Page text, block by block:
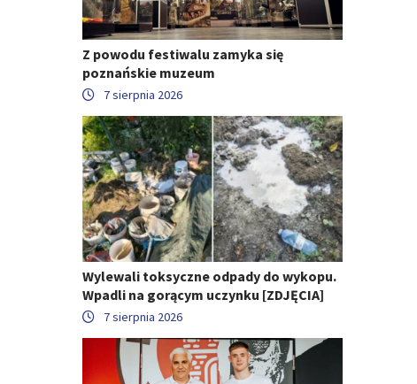
Z powodu festiwalu zamyka się
poznańskie muzeum
7 sierpnia 2026
Wylewali toksyczne odpady do wykopu.
Wpadli na gorącym uczynku [ZDJĘCIA]
7 sierpnia 2026